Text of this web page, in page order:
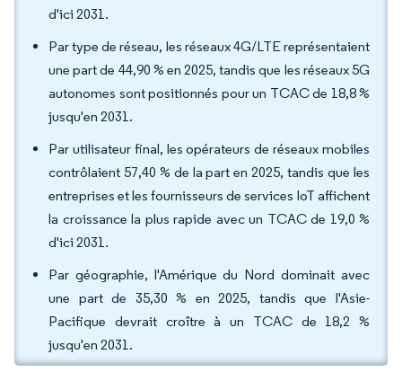
d'ici 2031.
Par type de réseau, les réseaux 4G/LTE représentaient
une part de 44,90 % en 2025, tandis que les réseaux 5G
autonomes sont positionnés pour un TCAC de 18,8 %
jusqu'en 2031.
Par utilisateur final, les opérateurs de réseaux mobiles
contrôlaient 57,40 % de la part en 2025, tandis que les
entreprises et les fournisseurs de services IoT affichent
la croissance la plus rapide avec un TCAC de 19,0 %
d'ici 2031.
Par géographie, l'Amérique du Nord dominait avec
une part de 35,30 % en 2025, tandis que l'Asie-
Pacifique devrait croître à un TCAC de 18,2 %
jusqu'en 2031.